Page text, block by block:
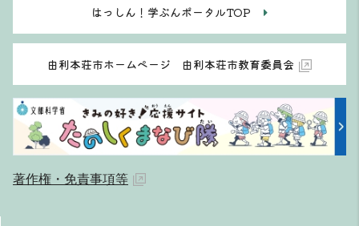
はっしん！学ぶんポータルTOP
由利本荘市ホームページ 由利本荘市教育委員会
著作権・免責事項等